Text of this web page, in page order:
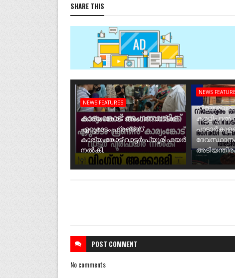
SHARE THIS
NEWS FEATURES
കാര്യംങ്കോട് അംഗണവാടിക്ക്
ഏറുമാടം ഫ്രണ്ട്സ്
കാര്യംങ്കോട് വാട്ടർ പ്യൂരിഫയർ
നൽകി.
NEWS
കള്ളിപ്പാൽ
POST COMMENT
No comments